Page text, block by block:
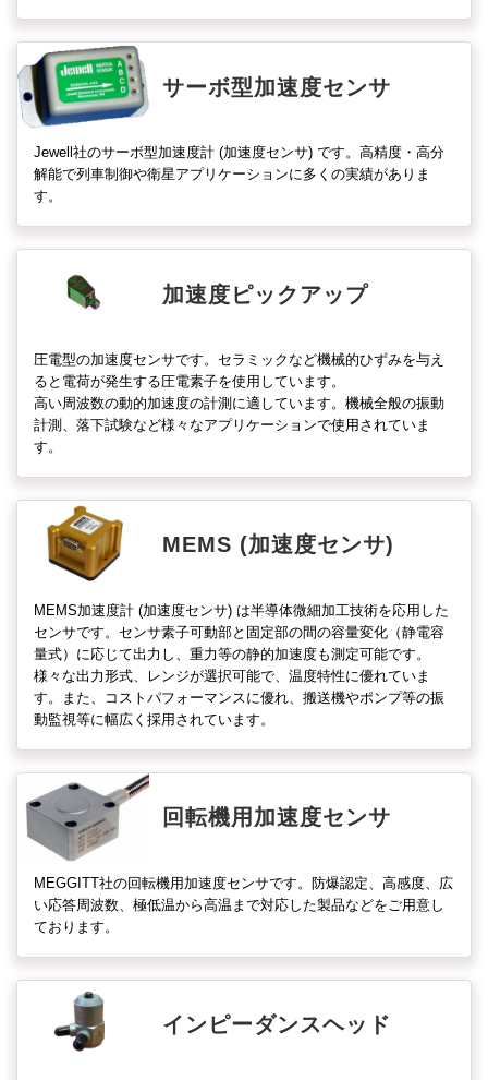
サーボ型加速度センサ
Jewell社のサーボ型加速度計 (加速度センサ) です。高精度・高分
解能で列車制御や衛星アプリケーションに多くの実績がありま
す。
加速度ピックアップ
圧電型の加速度センサです。セラミックなど機械的ひずみを与え
ると電荷が発生する圧電素子を使用しています。
高い周波数の動的加速度の計測に適しています。機械全般の振動
計測、落下試験など様々なアプリケーションで使用されていま
す。
MEMS (加速度センサ)
MEMS加速度計 (加速度センサ) は半導体微細加工技術を応用した
センサです。センサ素子可動部と固定部の間の容量変化（静電容
量式）に応じて出力し、重力等の静的加速度も測定可能です。
様々な出力形式、レンジが選択可能で、温度特性に優れていま
す。また、コストパフォーマンスに優れ、搬送機やポンプ等の振
動監視等に幅広く採用されています。
回転機用加速度センサ
MEGGITT社の回転機用加速度センサです。防爆認定、高感度、広
い応答周波数、極低温から高温まで対応した製品などをご用意し
ております。
インピーダンスヘッド